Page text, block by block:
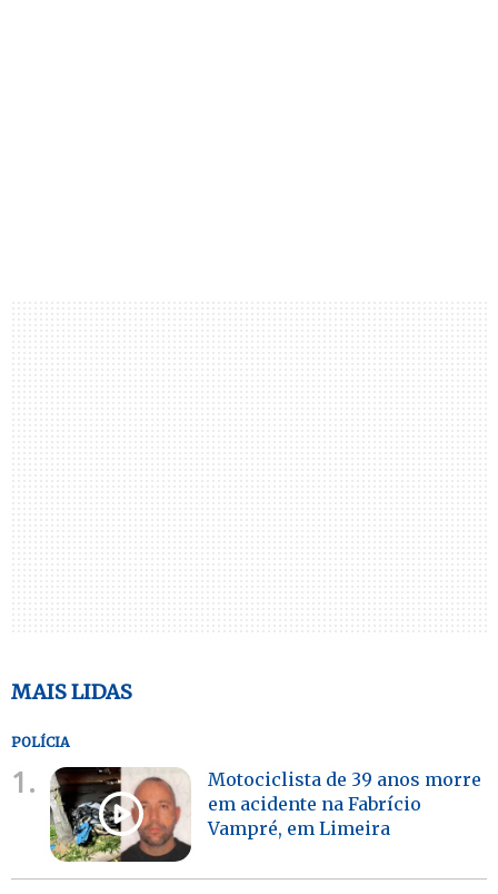
MAIS LIDAS
POLÍCIA
1.
Motociclista de 39 anos morre
em acidente na Fabrício
Vampré, em Limeira